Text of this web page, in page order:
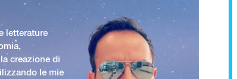
letterature
creazione di
le mie